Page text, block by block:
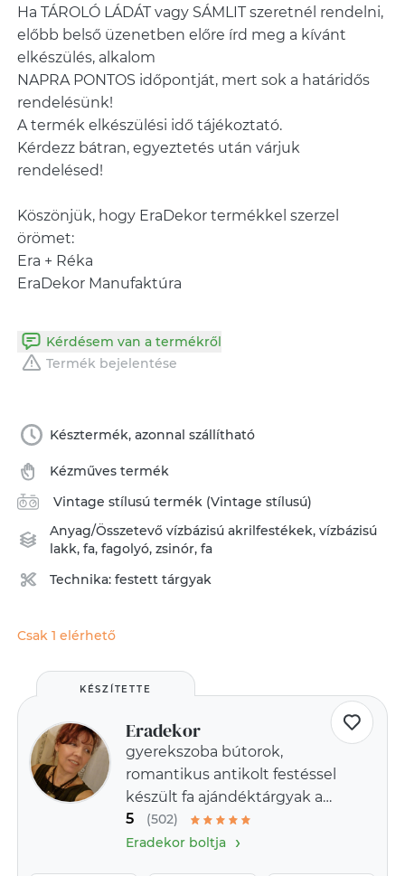
Ha TÁROLÓ LÁDÁT vagy SÁMLIT szeretnél rendelni,
előbb belső üzenetben előre írd meg a kívánt
elkészülés, alkalom
NAPRA PONTOS időpontját, mert sok a határidős
rendelésünk!
A termék elkészülési idő tájékoztató.
Kérdezz bátran, egyeztetés után várjuk
rendelésed!
Köszönjük, hogy EraDekor termékkel szerzel
örömet:
Era + Réka
EraDekor Manufaktúra
Kérdésem van a termékről
Termék bejelentése
Késztermék, azonnal szállítható
Kézműves termék
Vintage stílusú termék (Vintage stílusú)
Anyag/Összetevővízbázisú akrilfestékek,vízbázisú
lakk,fa,fagolyó,zsinór,fa
Technika:festett tárgyak
Csak 1 elérhető
KÉSZÍTETTE
Eradekor
gyerekszoba bútorok,
romantikus antikolt festéssel
készült fa ajándéktárgyak a
provence-i stílus jegyében
5
(502)
Eradekor boltja›